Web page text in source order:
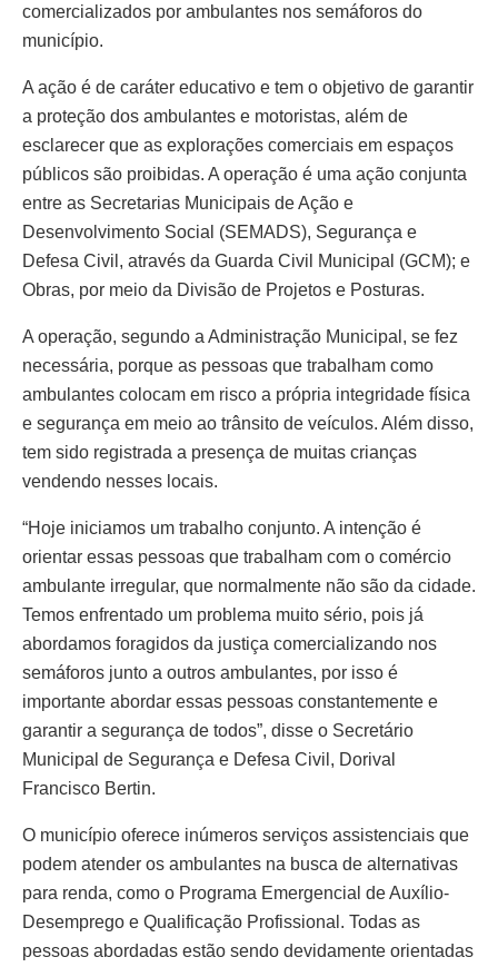
comercializados por ambulantes nos semáforos do
município.
A ação é de caráter educativo e tem o objetivo de garantir
a proteção dos ambulantes e motoristas, além de
esclarecer que as explorações comerciais em espaços
públicos são proibidas. A operação é uma ação conjunta
entre as Secretarias Municipais de Ação e
Desenvolvimento Social (SEMADS), Segurança e
Defesa Civil, através da Guarda Civil Municipal (GCM); e
Obras, por meio da Divisão de Projetos e Posturas.
A operação, segundo a Administração Municipal, se fez
necessária, porque as pessoas que trabalham como
ambulantes colocam em risco a própria integridade física
e segurança em meio ao trânsito de veículos. Além disso,
tem sido registrada a presença de muitas crianças
vendendo nesses locais.
“Hoje iniciamos um trabalho conjunto. A intenção é
orientar essas pessoas que trabalham com o comércio
ambulante irregular, que normalmente não são da cidade.
Temos enfrentado um problema muito sério, pois já
abordamos foragidos da justiça comercializando nos
semáforos junto a outros ambulantes, por isso é
importante abordar essas pessoas constantemente e
garantir a segurança de todos”, disse o Secretário
Municipal de Segurança e Defesa Civil, Dorival
Francisco Bertin.
O município oferece inúmeros serviços assistenciais que
podem atender os ambulantes na busca de alternativas
para renda, como o Programa Emergencial de Auxílio-
Desemprego e Qualificação Profissional. Todas as
pessoas abordadas estão sendo devidamente orientadas